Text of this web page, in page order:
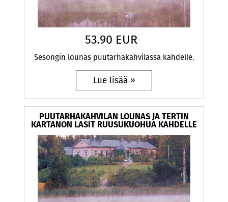
53.90 EUR
Sesongin lounas puutarhakahvilassa​ kahdelle.
PUUTARHAKAHVILAN LOUNAS JA TERTIN
KARTANON LASIT RUUSUKUOHUA KAHDELLE